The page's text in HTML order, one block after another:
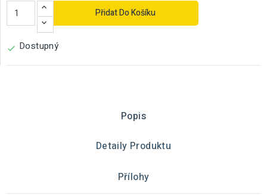
Přidat Do Košíku
 Dostupný
Popis
Detaily Produktu
Přílohy